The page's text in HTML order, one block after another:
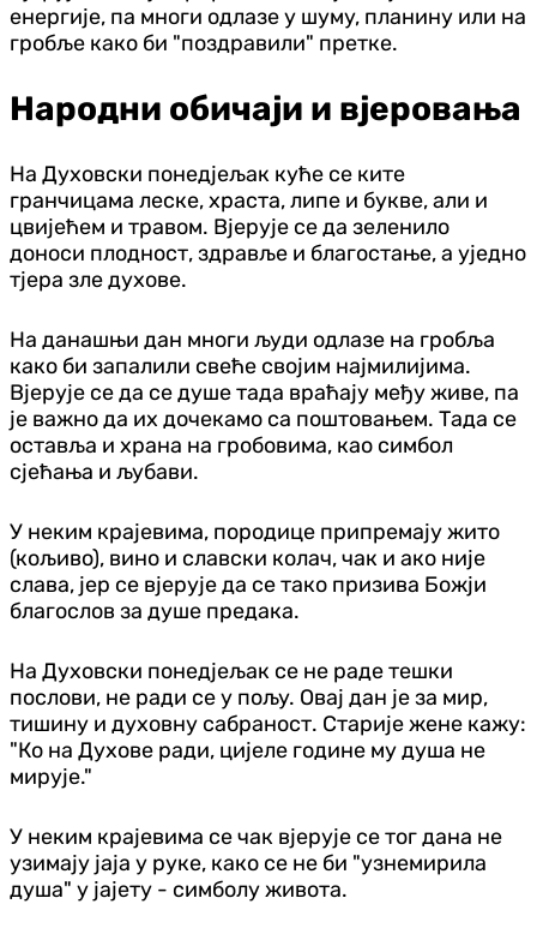
енергије, па многи одлазе у шуму, планину или на
гробље како би "поздравили" претке.
Народни обичаји и вјеровања
На Духовски понедјељак куће се ките
гранчицама леске, храста, липе и букве, али и
цвијећем и травом. Вјерује се да зеленило
доноси плодност, здравље и благостање, а уједно
тјера зле духове.
На данашњи дан многи људи одлазе на гробља
како би запалили свеће својим најмилијима.
Вјерује се да се душе тада враћају међу живе, па
је важно да их дочекамо са поштовањем. Тада се
оставља и храна на гробовима, као симбол
сјећања и љубави.
У неким крајевима, породице припремају жито
(кољиво), вино и славски колач, чак и ако није
слава, јер се вјерује да се тако призива Божји
благослов за душе предака.
На Духовски понедјељак се не раде тешки
послови, не ради се у пољу. Овај дан је за мир,
тишину и духовну сабраност. Старије жене кажу:
"Ко на Духове ради, цијеле године му душа не
мирује."
У неким крајевима се чак вјерује се тог дана не
узимају јаја у руке, како се не би "узнемирила
душа" у јајету - симболу живота.